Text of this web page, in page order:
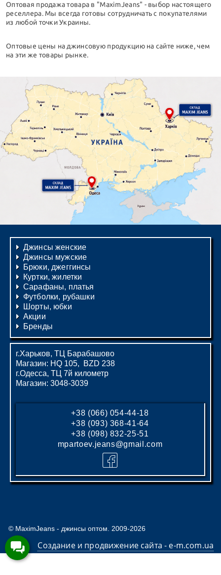
Оптовая продажа товара в "MaximJeans" - выбор настоящего
реселлера. Мы всегда готовы сотрудничать с покупателями
из любой точки Украины.
Оптовые цены на джинсовую продукцию на сайте ниже, чем
на эти же товары рынке.
Джинсы женские
Джинсы мужские
Брюки, джеггинсы
Куртки, жилетки
Сарафаны, платья
Футболки, рубашки
Шорты, юбки
Акции
Бренды
г.Харьков, ТЦ Барабашово
Магазин: HQ 105, BZD 238
г.Одесса, ТЦ 7й километр
Магазин: 3048-3039
+38 (066) 054-44-18
+38 (093) 368-41-64
+38 (098) 832-25-51
mpartoev.jeans@gmail.com
© MaximJeans - джинсы оптом. 2009-2026
Создание и продвижение сайта - e-m.com.ua